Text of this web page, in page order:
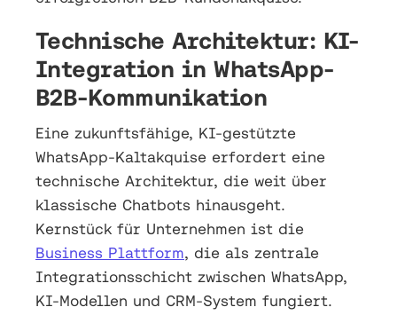
Technische Architektur: KI-
Integration in WhatsApp-
B2B-Kommunikation
Eine zukunftsfähige, KI-gestützte
WhatsApp-Kaltakquise erfordert eine
technische Architektur, die weit über
klassische Chatbots hinausgeht.
Kernstück für Unternehmen ist die
Business Plattform, die als zentrale
Integrationsschicht zwischen WhatsApp,
KI-Modellen und CRM-System fungiert.